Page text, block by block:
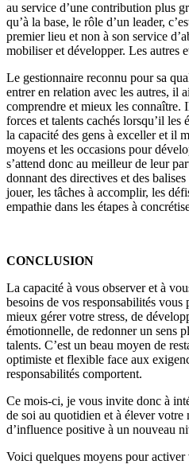
au service d’une contribution plus
qu’à la base, le rôle d’un leader,
premier lieu et non à son service
mobiliser et développer. Les autres
Le gestionnaire reconnu pour sa
entrer en relation avec les autres, il
comprendre et mieux les connaître.
forces et talents cachés lorsqu’il
la capacité des gens à exceller et il
moyens et les occasions pour
s’attend donc au meilleur de leur
donnant des directives et des
jouer, les tâches à accomplir, les
empathie dans les étapes à
CONCLUSION
La capacité à vous observer et à
besoins de vos responsabilités vous
mieux gérer votre stress, de
émotionnelle, de redonner un sens
talents. C’est un beau moyen de
optimiste et flexible face aux
responsabilités comportent.
Ce mois-ci, je vous invite donc à
de soi au quotidien et à élever votre
d’influence positive à un nouveau
Voici quelques moyens pour activer